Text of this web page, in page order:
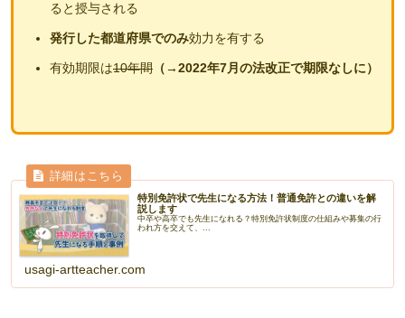
ると授与される
発行した都道府県でのみ効力を有する
有効期限は10年間（→2022年7月の法改正で期限なしに）
特別免許状で先生になる方法！普通免許との違いを解
説します
中卒や高卒でも先生になれる？特別免許状制度の仕組みや募集の行
われ方を交えて、...
usagi-artteacher.com